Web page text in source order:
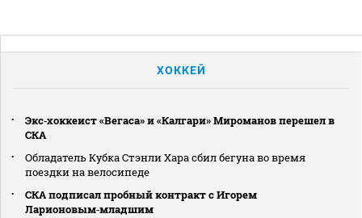
ХОККЕЙ
Экс‑хоккеист «Вегаса» и «Калгари» Мироманов перешел в
СКА
Обладатель Кубка Стэнли Хара сбил бегуна во время
поездки на велосипеде
СКА подписал пробный контракт с Игорем
Ларионовым‑младшим